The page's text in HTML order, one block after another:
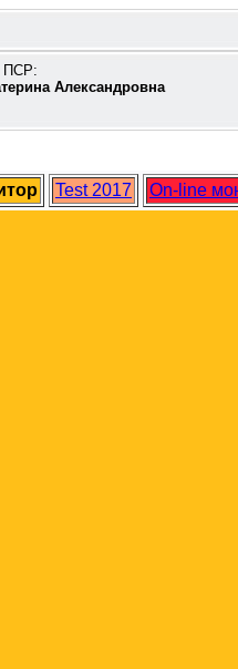
ПСР:
Александровна
Test 2017 On-line